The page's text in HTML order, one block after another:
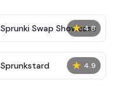
★ 4.8
Sprunki Swap Showcase
★ 4.9
Sprunkstard